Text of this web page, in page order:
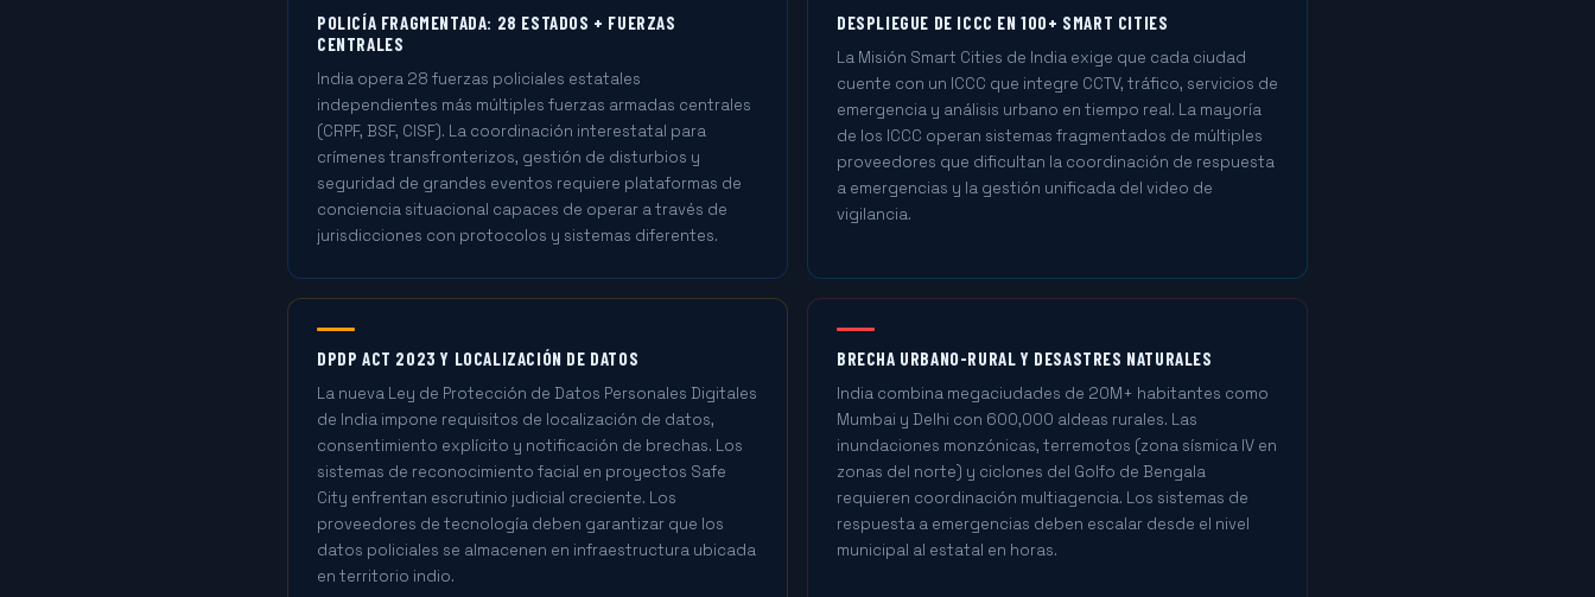
POLICÍA FRAGMENTADA: 28 ESTADOS + FUERZAS
CENTRALES
India opera 28 fuerzas policiales estatales
independientes más múltiples fuerzas armadas centrales
(CRPF, BSF, CISF). La coordinación interestatal para
crímenes transfronterizos, gestión de disturbios y
seguridad de grandes eventos requiere plataformas de
conciencia situacional capaces de operar a través de
jurisdicciones con protocolos y sistemas diferentes.
DESPLIEGUE DE ICCC EN 100+ SMART CITIES
La Misión Smart Cities de India exige que cada ciudad
cuente con un ICCC que integre CCTV, tráfico, servicios de
emergencia y análisis urbano en tiempo real. La mayoría
de los ICCC operan sistemas fragmentados de múltiples
proveedores que dificultan la coordinación de respuesta
a emergencias y la gestión unificada del video de
vigilancia.
DPDP ACT 2023 Y LOCALIZACIÓN DE DATOS
La nueva Ley de Protección de Datos Personales Digitales
de India impone requisitos de localización de datos,
consentimiento explícito y notificación de brechas. Los
sistemas de reconocimiento facial en proyectos Safe
City enfrentan escrutinio judicial creciente. Los
proveedores de tecnología deben garantizar que los
datos policiales se almacenen en infraestructura ubicada
en territorio indio.
BRECHA URBANO-RURAL Y DESASTRES NATURALES
India combina megaciudades de 20M+ habitantes como
Mumbai y Delhi con 600,000 aldeas rurales. Las
inundaciones monzónicas, terremotos (zona sísmica IV en
zonas del norte) y ciclones del Golfo de Bengala
requieren coordinación multiagencia. Los sistemas de
respuesta a emergencias deben escalar desde el nivel
municipal al estatal en horas.